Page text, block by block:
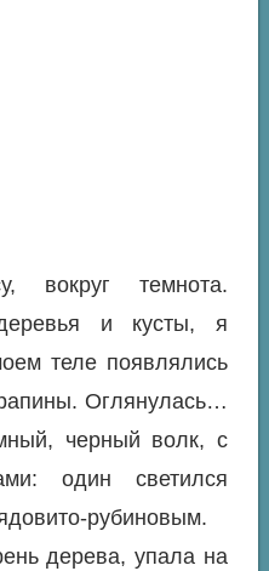
темнота.
и кусты, я
теле появлялись
Оглянулась…
черный волк, с
один светился
рубиновым.
дерева, упала на